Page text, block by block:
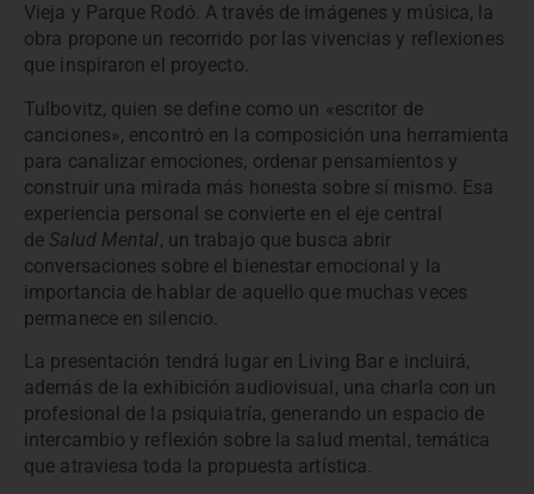
Vieja y Parque Rodó. A través de imágenes y música, la
obra propone un recorrido por las vivencias y reflexiones
que inspiraron el proyecto.
Tulbovitz, quien se define como un «escritor de
canciones», encontró en la composición una herramienta
para canalizar emociones, ordenar pensamientos y
construir una mirada más honesta sobre sí mismo. Esa
experiencia personal se convierte en el eje central
de Salud Mental, un trabajo que busca abrir
conversaciones sobre el bienestar emocional y la
importancia de hablar de aquello que muchas veces
permanece en silencio.
La presentación tendrá lugar en Living Bar e incluirá,
además de la exhibición audiovisual, una charla con un
profesional de la psiquiatría, generando un espacio de
intercambio y reflexión sobre la salud mental, temática
que atraviesa toda la propuesta artística.